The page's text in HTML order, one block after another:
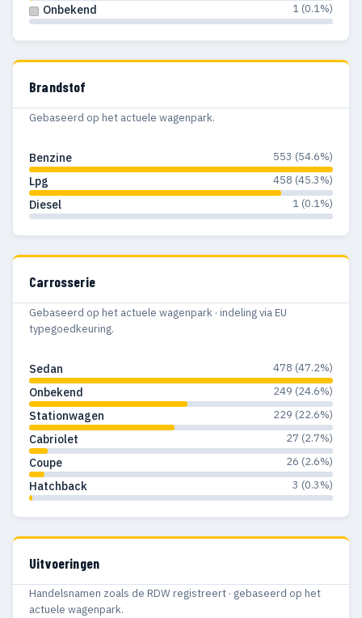
Onbekend 1 (0.1%)
Brandstof
Gebaseerd op het actuele wagenpark.
Benzine 553 (54.6%)
Lpg 458 (45.3%)
Diesel 1 (0.1%)
Carrosserie
Gebaseerd op het actuele wagenpark · indeling via EU
typegoedkeuring.
Sedan 478 (47.2%)
Onbekend 249 (24.6%)
Stationwagen 229 (22.6%)
Cabriolet 27 (2.7%)
Coupe 26 (2.6%)
Hatchback 3 (0.3%)
Uitvoeringen
Handelsnamen zoals de RDW registreert · gebaseerd op het
actuele wagenpark.